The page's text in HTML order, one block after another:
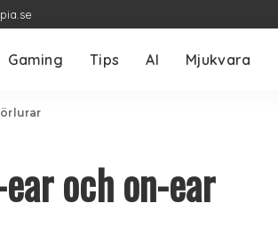
Gaming Tips AI Mjukvara
och on-ear